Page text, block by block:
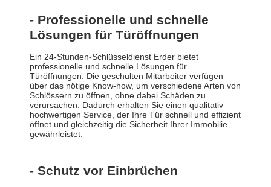
- Professionelle und schnelle
Lösungen für Türöffnungen
Ein 24-Stunden-Schlüsseldienst Erder bietet
professionelle und schnelle Lösungen für
Türöffnungen. Die geschulten Mitarbeiter verfügen
über das nötige Know-how, um verschiedene Arten von
Schlössern zu öffnen, ohne dabei Schäden zu
verursachen. Dadurch erhalten Sie einen qualitativ
hochwertigen Service, der Ihre Tür schnell und effizient
öffnet und gleichzeitig die Sicherheit Ihrer Immobilie
gewährleistet.
- Schutz vor Einbrüchen